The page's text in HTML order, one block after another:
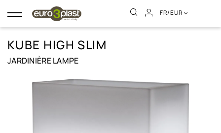
Basculer
la
FR/EUR
KUBE HIGH SLIM
JARDINIÈRE LAMPE